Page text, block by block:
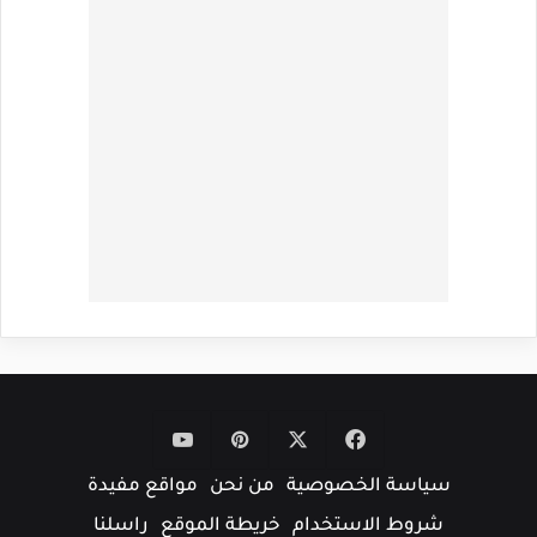
فيسبوك بينتيريست‫YouTube
سياسة الخصوصية من نحن
مواقع مفيدة
شروط الاستخدام
خريطة الموقع راسلنا